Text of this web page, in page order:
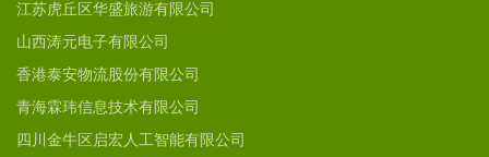
江苏虎丘区华盛旅游有限公司
山西涛元电子有限公司
香港泰安物流股份有限公司
青海霖玮信息技术有限公司
四川金牛区启宏人工智能有限公司